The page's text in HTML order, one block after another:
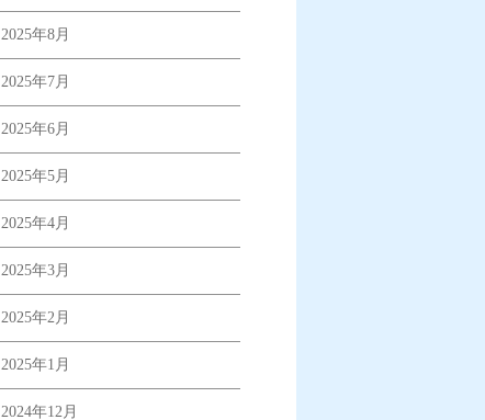
2025年8月
2025年7月
2025年6月
2025年5月
2025年4月
2025年3月
2025年2月
2025年1月
2024年12月